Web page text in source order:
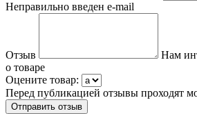
Неправильно введен e-mail
Отзыв
Нам
о товаре
Оцените товар:
Перед публикацией отзывы проходят